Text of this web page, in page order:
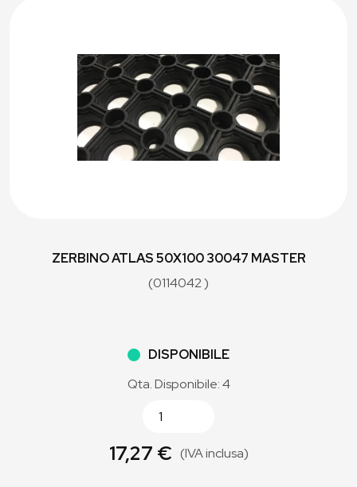
ZERBINO ATLAS 50X100 30047 MASTER
(0114042 )
DISPONIBILE
Qta. Disponibile: 4
17,27 € (IVA inclusa)